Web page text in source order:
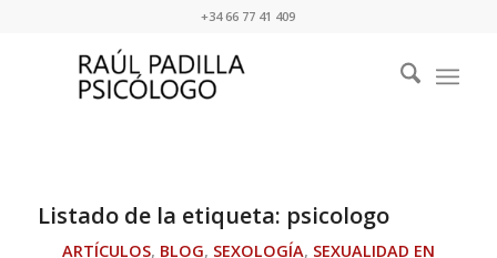
+34 66 77 41 409
Listado de la etiqueta: psicologo
ARTÍCULOS, BLOG, SEXOLOGÍA, SEXUALIDAD EN